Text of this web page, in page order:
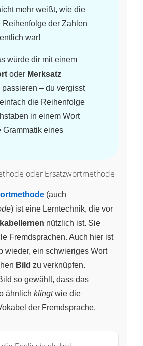
mehr weißt, wie die
Reihenfolge der Zahlen
war!
würde dir mit einem
oder Merksatz
passieren – du vergisst
die Reihenfolge
in einem Wort
Grammatik eines
oder Ersatzwortmethode
(auch
) ist eine Lerntechnik, die vor
nützlich ist. Sie
Fremdsprachen. Auch hier ist
wieder, ein schwieriges Wort
Bild zu verknüpfen.
so gewählt, dass das
ähnlich klingtwie die
der Fremdsprache.